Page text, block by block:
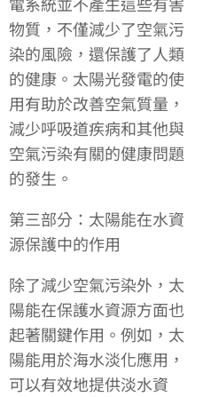
物質，不僅減少了空氣污
染的風險，還保護了人類
的健康。太陽光發電的使
用有助於改善空氣質量，
減少呼吸道疾病和其他與
空氣污染有關的健康問題
的發生。
第三部分：太陽能在水資
源保護中的作用
除了減少空氣污染外，太
陽能在保護水資源方面也
起著關鍵作用。例如，太
陽能用於海水淡化應用，
可以有效地提供淡水資